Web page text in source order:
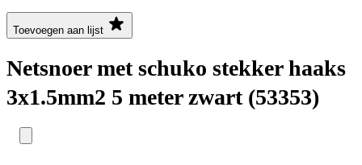
Toevoegen aan lijst
Netsnoer met schuko stekker haaks
3x1.5mm2 5 meter zwart (53353)